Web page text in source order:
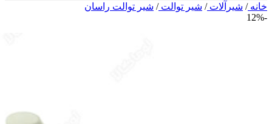
خانه/ شیرآلات/ شیر توالت/ شیر توالت راسان
-12%